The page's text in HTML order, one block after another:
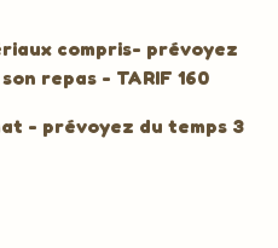
compris- prévoyez
repas - TARIF 160
- prévoyez du temps 3